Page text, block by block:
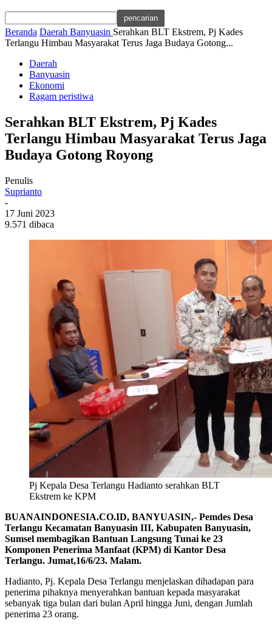
Beranda Daerah Banyuasin Serahkan BLT Ekstrem, Pj Kades
Terlangu Himbau Masyarakat Terus Jaga Budaya Gotong...
Daerah
Banyuasin
Ekonomi
Ragam peristiwa
Serahkan BLT Ekstrem, Pj Kades
Terlangu Himbau Masyarakat Terus Jaga
Budaya Gotong Royong
Penulis
Suprianto
-
17 Juni 2023
9.571 dibaca
Pj Kepala Desa Terlangu Hadianto serahkan BLT
Ekstrem ke KPM
BUANAINDONESIA.CO.ID, BANYUASIN,- Pemdes Desa
Terlangu Kecamatan Banyuasin III, Kabupaten Banyuasin,
Sumsel membagikan Bantuan Langsung Tunai ke 23
Komponen Penerima Manfaat (KPM) di Kantor Desa
Terlangu. Jumat,16/6/23. Malam.
Hadianto, Pj. Kepala Desa Terlangu menjelaskan dihadapan para
penerima pihaknya menyerahkan bantuan kepada masyarakat
sebanyak tiga bulan dari bulan April hingga Juni, dengan Jumlah
penerima 23 orang.